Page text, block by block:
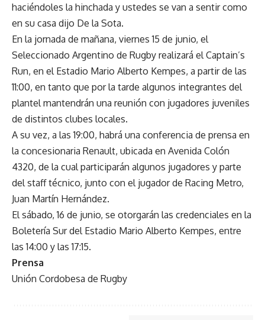
haciéndoles la hinchada y ustedes se van a sentir como
en su casa dijo De la Sota.
En la jornada de mañana, viernes 15 de junio, el
Seleccionado Argentino de Rugby realizará el Captain’s
Run, en el Estadio Mario Alberto Kempes, a partir de las
11:00, en tanto que por la tarde algunos integrantes del
plantel mantendrán una reunión con jugadores juveniles
de distintos clubes locales.
A su vez, a las 19:00, habrá una conferencia de prensa en
la concesionaria Renault, ubicada en Avenida Colón
4320, de la cual participarán algunos jugadores y parte
del staff técnico, junto con el jugador de Racing Metro,
Juan Martín Hernández.
El sábado, 16 de junio, se otorgarán las credenciales en la
Boletería Sur del Estadio Mario Alberto Kempes, entre
las 14:00 y las 17:15.
Prensa
Unión Cordobesa de Rugby